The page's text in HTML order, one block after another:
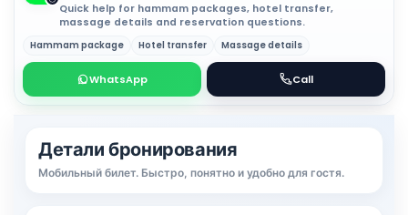
Quick help for hammam packages, hotel transfer,
massage details and reservation questions.
Hammam package Hotel transfer Massage details
WhatsApp Call
Детали бронирования
Мобильный билет. Быстро, понятно и удобно для гостя.